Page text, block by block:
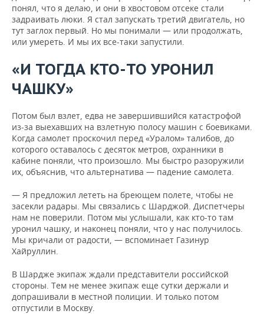
понял, что я делаю, и они в хвостовом отсеке стали
задраивать люки. Я стал запускать третий двигатель, но
тут заглох первый. Но мы понимали — или продолжать,
или умереть. И мы их все-таки запустили.
«И ТОГДА КТО-ТО УРОНИЛ
ЧАШКУ»
Потом был взлет, едва не завершившийся катастрофой
из-за выехавших на взлетную полосу машин с боевиками.
Когда самолет проскочил перед «Уралом» талибов, до
которого оставалось с десяток метров, охранники в
кабине поняли, что произошло. Мы быстро разоружили
их, объяснив, что альтернатива — падение самолета.
— Я предложил лететь на бреющем полете, чтобы не
засекли радары. Мы связались с Шарджой. Диспетчеры
нам не поверили. Потом мы услышали, как кто-то там
уронил чашку, и наконец поняли, что у нас получилось.
Мы кричали от радости, — вспоминает Газинур
Хайруллин.
В Шардже экипаж ждали представители российской
стороны. Тем не менее экипаж еще сутки держали и
допрашивали в местной полиции. И только потом
отпустили в Москву.